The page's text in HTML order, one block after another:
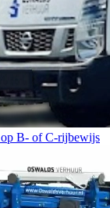
op B- of C-rijbewijs